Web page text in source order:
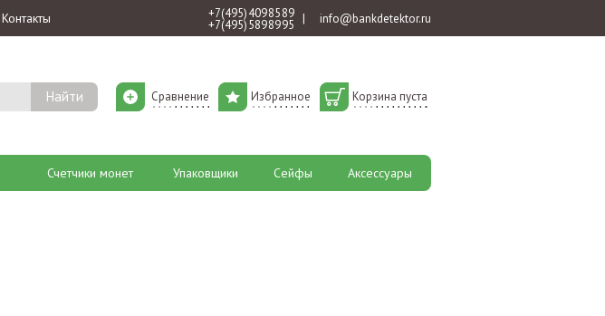
Контакты +7 (495) 409 85 89
+7 (495) 589 89 95 | info@bankdetektor.ru
Сравнение Избранное Корзина пуста
Счетчики монет Упаковщики Сейфы Аксессуары